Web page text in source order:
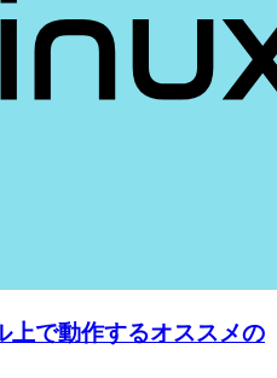
で動作するオススメの